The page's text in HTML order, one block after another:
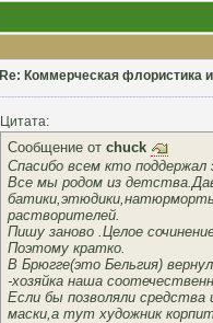
Re: Коммерческая флористика
Цитата:
Сообщение от chuck
Спасибо всем кто
Все мы родом из
растворителей.
Пишу заново .Целое
Поэтому кратко.
В Брюгге(это Бельгия)
-хозяйка наша
Если бы позволяли
маски,а тут художник